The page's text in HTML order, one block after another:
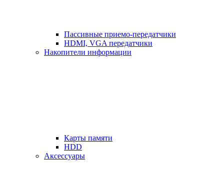
Пассивные приемо-передатчики
HDMI, VGA передатчики
Накопители информации
Карты памяти
HDD
Аксессуары